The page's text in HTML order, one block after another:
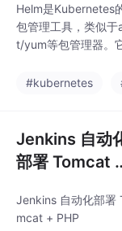
ers)则用于故障排查
特别是当主容器崩溃
缺少调试工具时，可
诊断。临时容器不保
Helm是Kubernetes
包管理工具，类似于
t/yum等包管理器。
成Chart（图表），
bectl管理多YAML文
的痛点，支持环境配
切换、版本控制和依
art（应用包）、
tory（仓库）和
#kubernetes
Jenkins 自动
部署 Tomcat
Jenkins 自动化部署
mcat + PHP